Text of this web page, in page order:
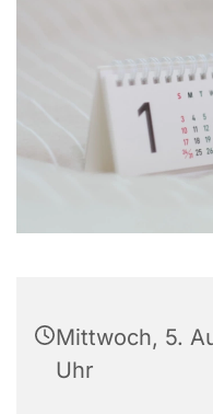
Mittwoch, 5.
Uhr